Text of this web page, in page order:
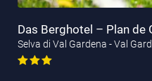
Das Berghotel – Plan de
Selva di Val Gardena - Val